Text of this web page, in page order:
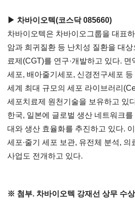
▶ 차바이오텍(코스닥 085660)
차바이오텍은 차바이오그룹을 대표
암과 희귀질환 등 난치성 질환을 대상
료제(CGT)를 연구·개발하고 있다. 면
세포, 배아줄기세포, 신경전구세포
세계 최대 규모의 세포 라이브러리
세포치료제 원천기술을 보유하고 있
한국, 일본에 글로벌 생산 네트워크
대와 생산 효율화를 추진하고 있다.
세포∙줄기 세포 보관, 유전체 분석, 의
사업도 전개하고 있다.
※ 첨부. 차바이오텍 강재선 상무 수